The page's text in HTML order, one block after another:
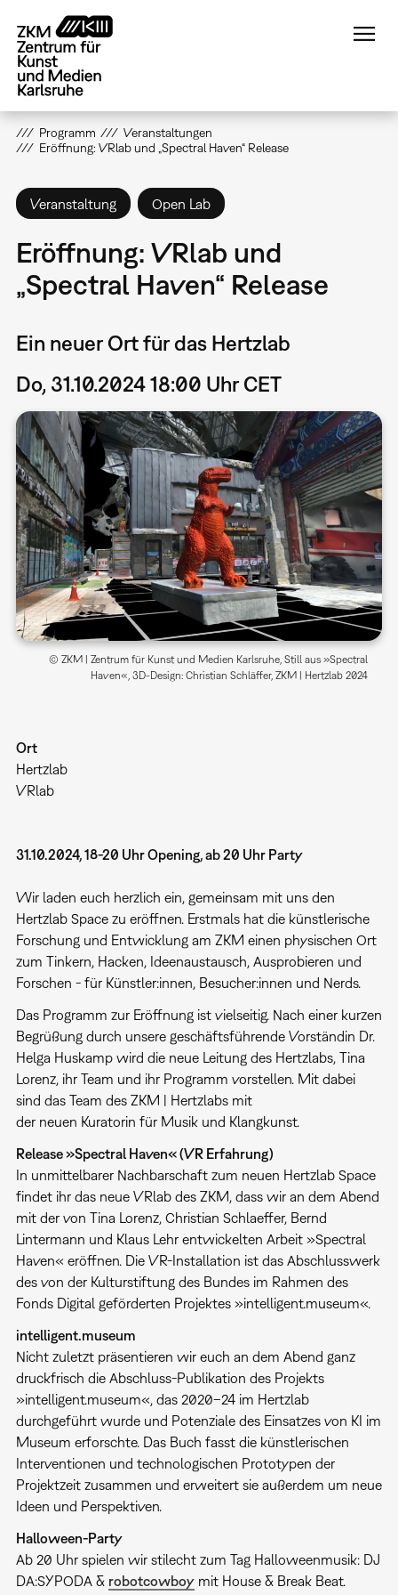
zum
Inhalt
Programm
Veranstaltungen
Eröffnung: VRlab und „Spectral Haven“ Release
Veranstaltung Open Lab
Eröffnung: VRlab und
„Spectral Haven“ Release
Ein neuer Ort für das Hertzlab
Do, 31.10.2024 18:00 Uhr CET
© ZKM | Zentrum für Kunst und Medien Karlsruhe, Still aus »Spectral
Haven«, 3D-Design: Christian Schläffer, ZKM | Hertzlab 2024
Ort
Hertzlab
VRlab
31.10.2024, 18-20 Uhr Opening, ab 20 Uhr Party
Wir laden euch herzlich ein, gemeinsam mit uns den
Hertzlab Space zu eröffnen. Erstmals hat die künstlerische
Forschung und Entwicklung am ZKM einen physischen Ort
zum Tinkern, Hacken, Ideenaustausch, Ausprobieren und
Forschen - für Künstler:innen, Besucher:innen und Nerds.
Das Programm zur Eröffnung ist vielseitig. Nach einer kurzen
Begrüßung durch unsere geschäftsführende Vorständin Dr.
Helga Huskamp wird die neue Leitung des Hertzlabs, Tina
Lorenz, ihr Team und ihr Programm vorstellen. Mit dabei
sind das Team des ZKM | Hertzlabs mit
der neuen Kuratorin für Musik und Klangkunst.
Release »Spectral Haven« (VR Erfahrung)
In unmittelbarer Nachbarschaft zum neuen Hertzlab Space
findet ihr das neue VRlab des ZKM, dass wir an dem Abend
mit der von Tina Lorenz, Christian Schlaeffer, Bernd
Lintermann und Klaus Lehr entwickelten Arbeit »Spectral
Haven« eröffnen. Die VR-Installation ist das Abschlusswerk
des von der Kulturstiftung des Bundes im Rahmen des
Fonds Digital geförderten Projektes »intelligent.museum«.
intelligent.museum
Nicht zuletzt präsentieren wir euch an dem Abend ganz
druckfrisch die Abschluss-Publikation des Projekts
»intelligent.museum«, das 2020–24 im Hertzlab
durchgeführt wurde und Potenziale des Einsatzes von KI im
Museum erforschte. Das Buch fasst die künstlerischen
Interventionen und technologischen Prototypen der
Projektzeit zusammen und erweitert sie außerdem um neue
Ideen und Perspektiven.
Halloween-Party
Ab 20 Uhr spielen wir stilecht zum Tag Halloweenmusik: DJ
DA:SYPODA & robotcowboymit House & Break Beat.